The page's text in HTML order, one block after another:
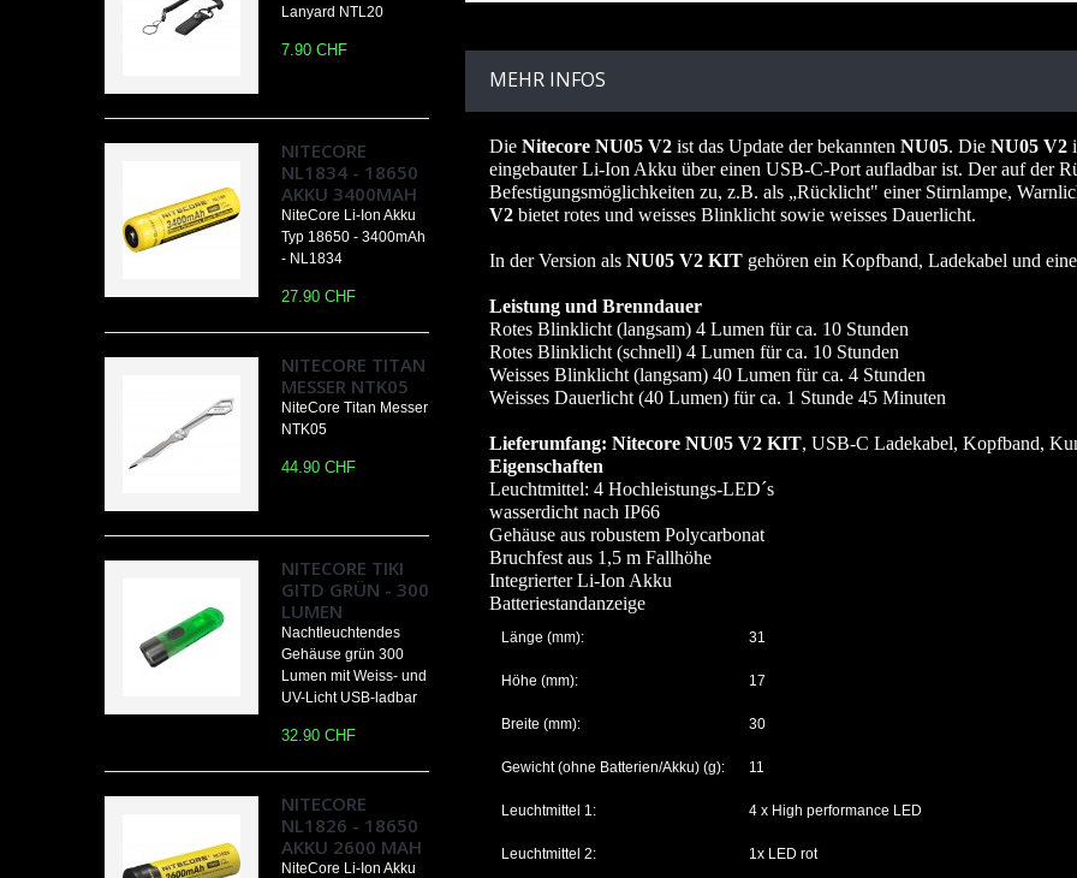
Lanyard NTL20
7.90 CHF
NITECORE
NL1834 - 18650
AKKU 3400MAH
NiteCore Li-Ion Akku
Typ 18650 - 3400mAh
- NL1834
27.90 CHF
NITECORE TITAN
MESSER NTK05
NiteCore Titan Messer
NTK05
44.90 CHF
NITECORE TIKI
GITD GRÜN - 300
LUMEN
Nachtleuchtendes
Gehäuse grün 300
Lumen mit Weiss- und
UV-Licht USB-ladbar
32.90 CHF
NITECORE
NL1826 - 18650
AKKU 2600 MAH
NiteCore Li-Ion Akku
MEHR INFOS
Die Nitecore NU05 V2 ist das Update der bekannten NU05. Die NU05 V2
eingebauter Li-Ion Akku über einen USB-C-Port aufladbar ist. Der auf der
Befestigungsmöglichkeiten zu, z.B. als „Rücklicht" einer Stirnlampe,
V2 bietet rotes und weisses Blinklicht sowie weisses Dauerlicht.
In der Version als NU05 V2 KIT gehören ein Kopfband, Ladekabel und
Leistung und Brenndauer
Rotes Blinklicht (langsam) 4 Lumen für ca. 10 Stunden
Rotes Blinklicht (schnell) 4 Lumen für ca. 10 Stunden
Weisses Blinklicht (langsam) 40 Lumen für ca. 4 Stunden
Weisses Dauerlicht (40 Lumen) für ca. 1 Stunde 45 Minuten
Lieferumfang: Nitecore NU05 V2 KIT, USB-C Ladekabel, Kopfband,
Eigenschaften
Leuchtmittel: 4 Hochleistungs-LED´s
wasserdicht nach IP66
Gehäuse aus robustem Polycarbonat
Bruchfest aus 1,5 m Fallhöhe
Integrierter Li-Ion Akku
Batteriestandanzeige
Länge (mm): 31
Höhe (mm): 17
Breite (mm): 30
Gewicht (ohne Batterien/Akku) (g): 11
Leuchtmittel 1: 4 x High performance LED
Leuchtmittel 2: 1x LED rot